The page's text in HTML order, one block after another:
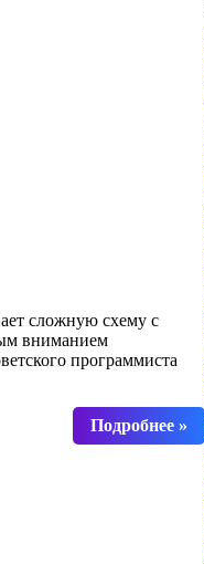
сложную схему с
вниманием
программиста